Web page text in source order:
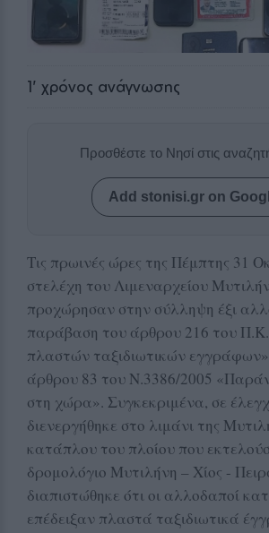
1' χρόνος ανάγνωσης
Προσθέστε το Νησί στις
Add stonisi.gr on
Τις πρωινές ώρες της Πέμπτης 31
στελέχη του Λιμεναρχείου
προχώρησαν στην σύλληψη έξι
παράβαση του άρθρου 216 του
πλαστών ταξιδιωτικών
άρθρου 83 του Ν.3386/2005
στη χώρα». Συγκεκριμένα, σε
διενεργήθηκε στο λιμάνι της
κατάπλου του πλοίου που
δρομολόγιο Μυτιλήνη – Χίος -
διαπιστώθηκε ότι οι αλλοδαποί
επέδειξαν πλαστά ταξιδιωτικά